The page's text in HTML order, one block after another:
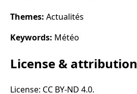
Themes: Actualités
Keywords: Météo
License & attribution
License: CC BY-ND 4.0.